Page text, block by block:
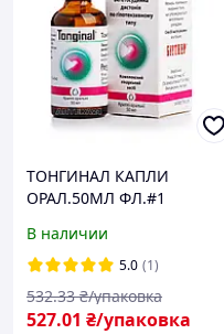
ТОНГИНАЛ КАПЛИ
ОРАЛ.50МЛ ФЛ.#1
В наличии
5.0 (1)
527.01 ₴/упаковка
532.33 ₴/упаковка